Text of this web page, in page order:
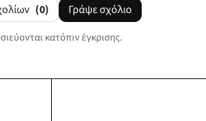
(0) Γράψε σχόλιο
κατόπιν έγκρισης.